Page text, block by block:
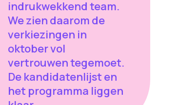
indrukwekkend team.
We zien daarom de
verkiezingen in
oktober vol
vertrouwen tegemoet.
De kandidatenlijst en
het programma liggen